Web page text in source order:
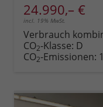
24.990,– €
incl. 19% MwSt.
Verbrauch
CO2-Klasse: D
CO2-Emissionen: